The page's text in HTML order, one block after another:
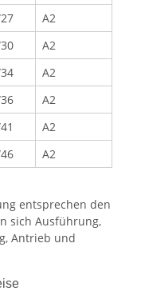
A2
A2
A2
A2
A2
A2
entsprechen den
sich Ausführung,
Antrieb und